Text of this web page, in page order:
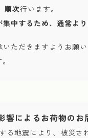
順次行います。
中するため、通常よ
ただきますようお願い
によるお荷物のお
る地震により、被災さ